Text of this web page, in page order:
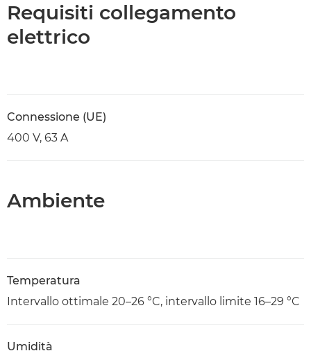
Requisiti collegamento
elettrico
Connessione (UE)
400 V, 63 A
Ambiente
Temperatura
Intervallo ottimale 20–26 °C, intervallo limite 16–29 °C
Umidità